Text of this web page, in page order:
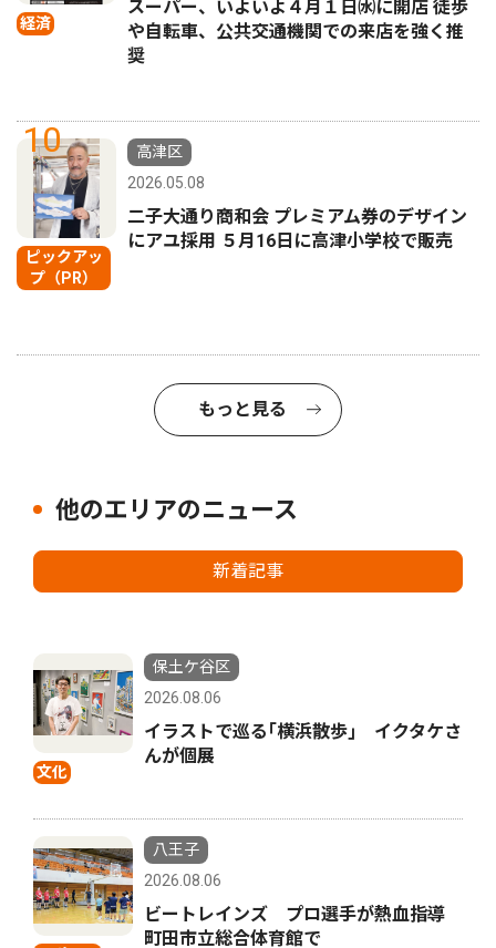
経済
スーパー、いよいよ４月１日㈬に開店 徒歩
や自転車、公共交通機関での来店を強く推
奨
10
ピックアッ
プ（PR）
高津区
2026.05.08
二子大通り商和会 プレミアム券のデザイン
にアユ採用 ５月16日に高津小学校で販売
もっと見る
他のエリアのニュース
新着記事
文化
保土ケ谷区
2026.08.06
イラストで巡る｢横浜散歩｣ イクタケさ
んが個展
八王子
2026.08.06
ビートレインズ プロ選手が熱血指導
町田市立総合体育館で